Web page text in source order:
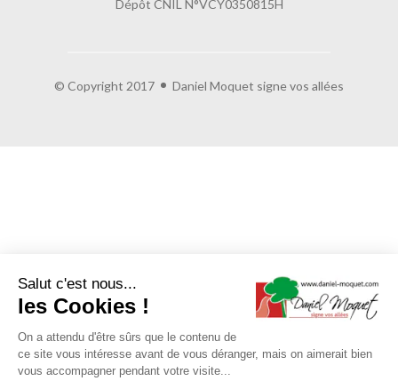
Dépôt CNIL N°VCY0350815H
© Copyright 2017 Daniel Moquet signe vos allées
Salut c'est nous...
les Cookies !
On a attendu d'être sûrs que le contenu de
ce site vous intéresse avant de vous déranger, mais on aimerait bien
vous accompagner pendant votre visite...